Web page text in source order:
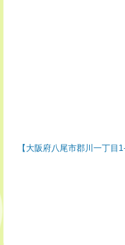
【大阪府八尾市郡川一丁目